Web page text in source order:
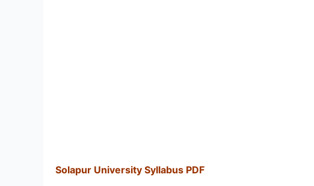
Solapur University Syllabus PDF